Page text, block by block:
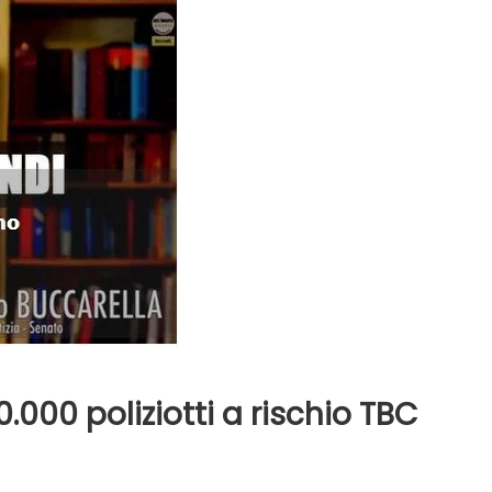
poliziotti a rischio TBC
News
agitate tra i
Caposele